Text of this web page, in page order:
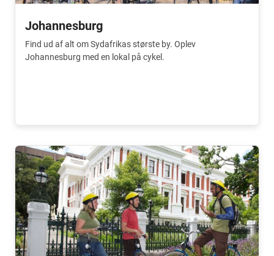
Johannesburg
Find ud af alt om Sydafrikas største by. Oplev
Johannesburg med en lokal på cykel.